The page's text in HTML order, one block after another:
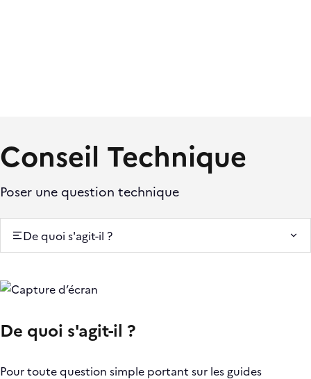
Conseil Technique
Poser une question technique
De quoi s'agit-il ?
De quoi s'agit-il ?
Pour toute question simple portant sur les guides